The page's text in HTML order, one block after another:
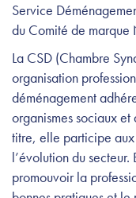
Service
du Comité de marque
La CSD (Chambre
organisation
déménagement
organismes sociaux
titre, elle participe
l’évolution du
promouvoir la